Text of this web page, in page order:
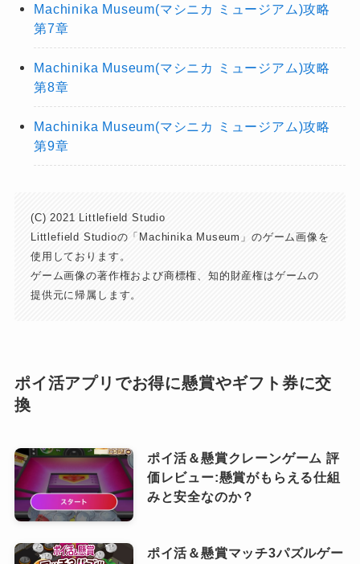
Machinika Museum(マシニカ ミュージアム)攻略
第7章
Machinika Museum(マシニカ ミュージアム)攻略
第8章
Machinika Museum(マシニカ ミュージアム)攻略
第9章
(C) 2021 Littlefield Studio
Littlefield Studioの「Machinika Museum」のゲーム画像を
使用しております。
ゲーム画像の著作権および商標権、知的財産権はゲームの
提供元に帰属します。
ポイ活アプリでお得に懸賞やギフト券に交
換
ポイ活＆懸賞クレーンゲーム 評
価レビュー:懸賞がもらえる仕組
みと安全なのか？
ポイ活＆懸賞マッチ3パズルゲー